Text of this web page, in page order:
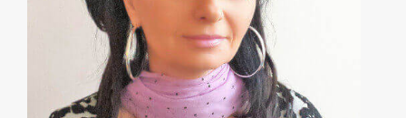
Kartářka Vivien
Mariášové a Andělské karty. Budu váš dobrý
anděl. Ráda vám zodpovím přesně jakoukoliv
otázku, přítomnost i budoucnost. Mám